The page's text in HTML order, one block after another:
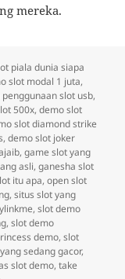
mereka.
piala dunia siapa
slot modal 1 juta,
slot usb,
500x,demo slot
slot diamond strike
,demo slot joker
,game slot yang
asli,ganesha slot
itu apa,open slot
,situs slot yang
,slot demo
,slot demo
demo,slot
sedang gacor,
slot demo,take